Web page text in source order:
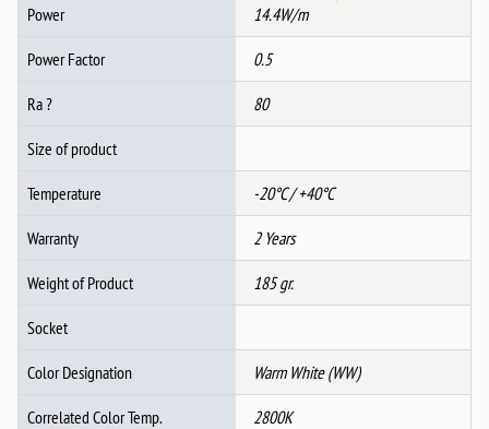
Power 14.4W/m
Power Factor 0.5
Ra ? 80
Size of product
Temperature -20°C / +40°C
Warranty 2 Years
Weight of Product 185 gr.
Socket
Color Designation Warm White (WW)
Correlated Color Temp. 2800K